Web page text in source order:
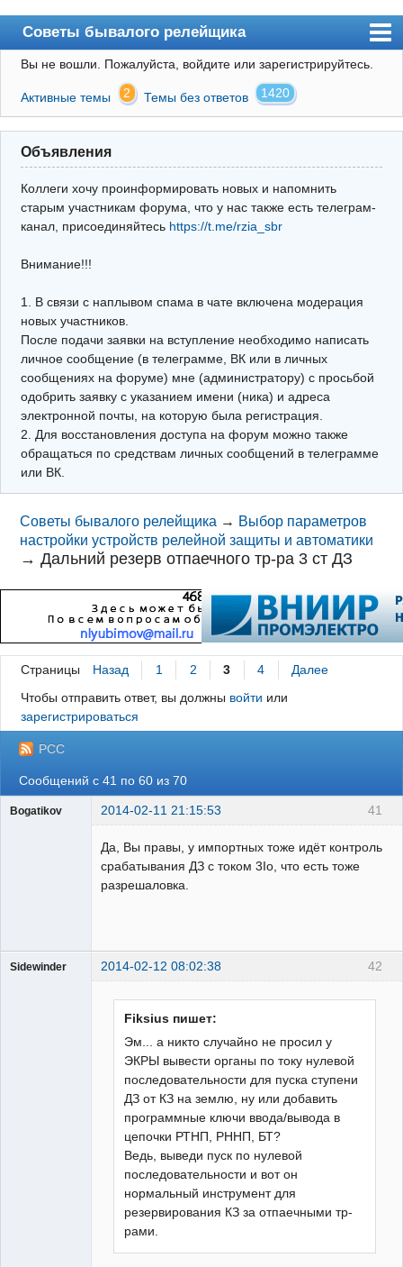
Советы бывалого релейщика
Форум
Правила
Поиск
Регистрация
Архив
Почта
Поиск релейщика
Видео РЗиА
Фотохостинг
Телеграм
Вы не вошли. Пожалуйста, войдите или зарегистрируйтесь.
Активные темы 2 Темы без ответов 1420
Объявления
Коллеги хочу проинформировать новых и напомнить
старым участникам форума, что у нас также есть телеграм-
канал, присоединяйтесь https://t.me/rzia_sbr
Внимание!!!
1. В связи с наплывом спама в чате включена модерация
новых участников.
После подачи заявки на вступление необходимо написать
личное сообщение (в телеграмме, ВК или в личных
сообщениях на форуме) мне (администратору) с просьбой
одобрить заявку с указанием имени (ника) и адреса
электронной почты, на которую была регистрация.
2. Для восстановления доступа на форум можно также
обращаться по средствам личных сообщений в телеграмме
или ВК.
Советы бывалого релейщика → Выбор параметров
настройки устройств релейной защиты и автоматики
→Дальний резерв отпаечного тр-ра 3 ст ДЗ
Страницы Назад 1 2 3 4
Далее
Чтобы отправить ответ, вы должны войти или
зарегистрироваться
РСС
Сообщений с 41 по 60 из 70
41
Bogatikov 2014-02-11 21:15:53
Да, Вы правы, у импортных тоже идёт контроль
срабатывания ДЗ с током 3Iо, что есть тоже
разрешаловка.
42
Sidewinder 2014-02-12 08:02:38
Fiksius пишет:
Эм... а никто случайно не просил у
ЭКРЫ вывести органы по току нулевой
последовательности для пуска ступени
ДЗ от КЗ на землю, ну или добавить
программные ключи ввода/вывода в
цепочки РТНП, РННП, БТ?
Ведь, выведи пуск по нулевой
последовательности и вот он
нормальный инструмент для
резервирования КЗ за отпаечными тр-
рами.